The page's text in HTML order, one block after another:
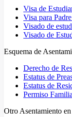
Visa de
Visa para
Visado de
Visado de
Esquema de
Derecho de
Estatus de
Estatus de
Permiso
Otro Asentamiento